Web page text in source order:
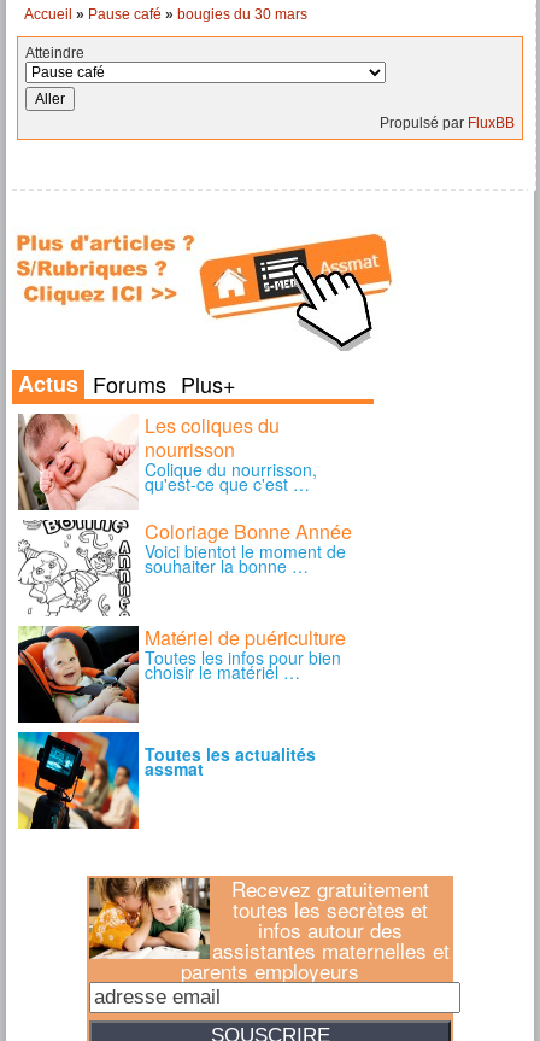
Accueil » Pause café » bougies du 30 mars
Atteindre
Propulsé par FluxBB
Recevez gratuitement
toutes les secrètes et
infos autour des
assistantes maternelles et
parents employeurs